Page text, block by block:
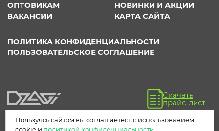
ОПТОВИКАМ
НОВИНКИ И АКЦИИ
ВАКАНСИИ
КАРТА САЙТА
ПОЛИТИКА КОНФИДЕНЦИАЛЬНОСТИ
ПОЛЬЗОВАТЕЛЬСКОЕ СОГЛАШЕНИЕ
Скачать
прайс-лист
Пользуясь сайтом вы соглашаетесь с использованием
cookie и политикой конфиденциальности